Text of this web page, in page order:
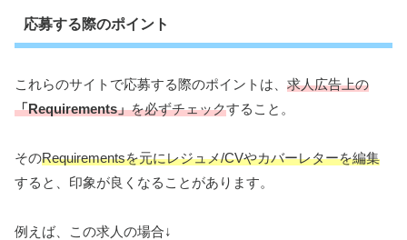
応募する際のポイント
これらのサイトで応募する際のポイントは、 求人広告上の
「Requirements」を必ずチェックすること。
そのRequirementsを元にレジュメ/CVやカバーレターを編集
すると、印象が良くなることがあります。
例えば、この求人の場合↓